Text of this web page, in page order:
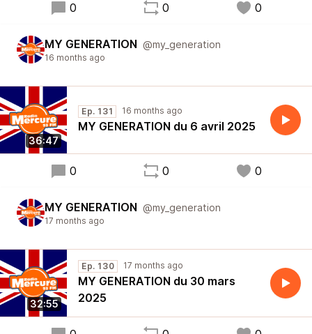
0 0 0
MY GENERATION @my_generation
16 months ago
36:47
Ep. 131 16 months ago
MY GENERATION du 6 avril 2025
0 0 0
MY GENERATION @my_generation
17 months ago
32:55
Ep. 130 17 months ago
MY GENERATION du 30 mars
2025